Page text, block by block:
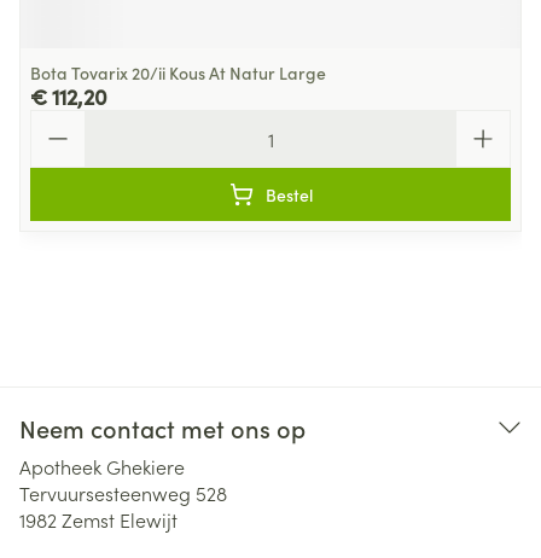
Bota Tovarix 20/ii Kous At Natur Large
€ 112,20
Bestel
Neem contact met ons op
Apotheek Ghekiere
Tervuursesteenweg 528
1982 Zemst Elewijt